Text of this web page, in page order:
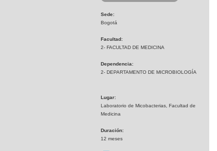
Sede:
Bogotá
Facultad:
2- FACULTAD DE MEDICINA
Dependencia:
2- DEPARTAMENTO DE MICROBIOLOGÍA
Lugar:
Laboratorio de Micobacterias, Facultad de
Medicina
Duración:
12 meses